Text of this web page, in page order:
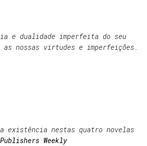
e dualidade imperfeita do seu
nossas virtudes e imperfeições.
existência nestas quatro novelas
Publishers Weekly